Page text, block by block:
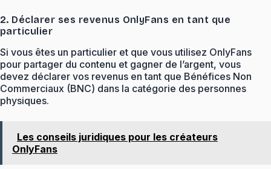
2. Déclarer ses revenus OnlyFans en tant que
particulier
Si vous êtes un particulier et que vous utilisez OnlyFans
pour partager du contenu et gagner de l’argent, vous
devez déclarer vos revenus en tant que Bénéfices Non
Commerciaux (BNC) dans la catégorie des personnes
physiques.
Les conseils juridiques pour les créateurs
OnlyFans